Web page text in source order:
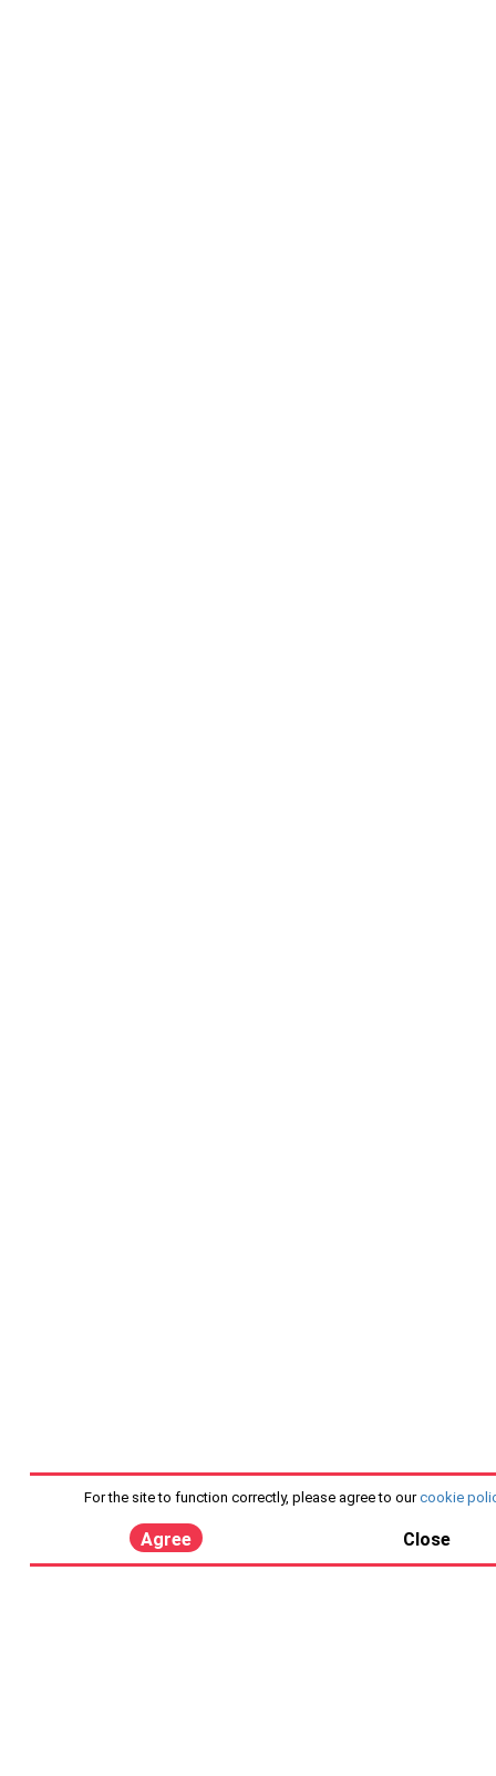
For the site to function correctly, please agree to ourcookie
Agree Close